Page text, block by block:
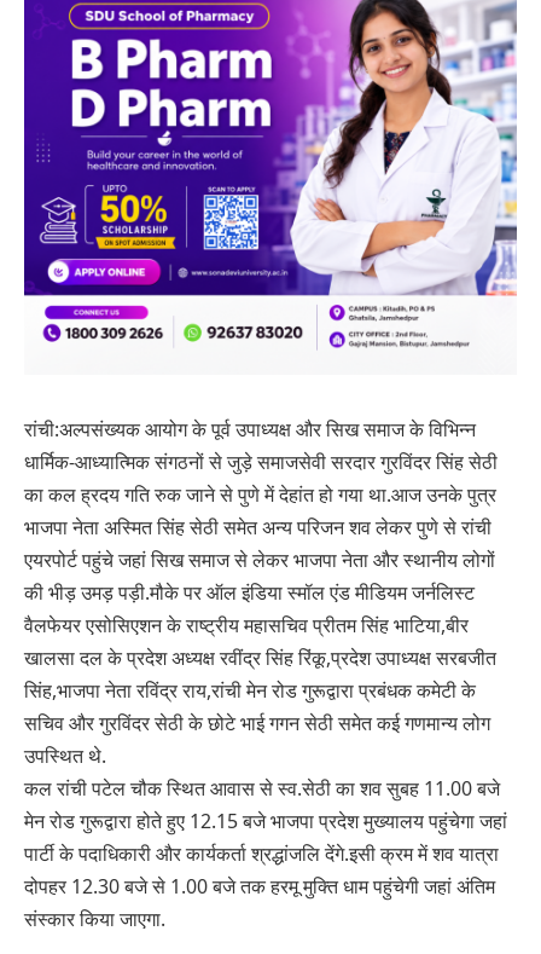
रांची:अल्पसंख्यक आयोग के पूर्व उपाध्यक्ष और सिख समाज के विभिन्न
धार्मिक-आध्यात्मिक संगठनों से जुड़े समाजसेवी सरदार गुरविंदर सिंह सेठी
का कल ह्रदय गति रुक जाने से पुणे में देहांत हो गया था.आज उनके पुत्र
भाजपा नेता अस्मित सिंह सेठी समेत अन्य परिजन शव लेकर पुणे से रांची
एयरपोर्ट पहुंचे जहां सिख समाज से लेकर भाजपा नेता और स्थानीय लोगों
की भीड़ उमड़ पड़ी.मौके पर ऑल इंडिया स्मॉल एंड मीडियम जर्नलिस्ट
वैलफेयर एसोसिएशन के राष्ट्रीय महासचिव प्रीतम सिंह भाटिया,बीर
खालसा दल के प्रदेश अध्यक्ष रवींद्र सिंह रिंकू,प्रदेश उपाध्यक्ष सरबजीत
सिंह,भाजपा नेता रविंद्र राय,रांची मेन रोड गुरूद्वारा प्रबंधक कमेटी के
सचिव और गुरविंदर सेठी के छोटे भाई गगन सेठी समेत कई गणमान्य लोग
उपस्थित थे.
कल रांची पटेल चौक स्थित आवास से स्व.सेठी का शव सुबह 11.00 बजे
मेन रोड गुरूद्वारा होते हुए 12.15 बजे भाजपा प्रदेश मुख्यालय पहुंचेगा जहां
पार्टी के पदाधिकारी और कार्यकर्ता श्रद्धांजलि देंगे.इसी क्रम में शव यात्रा
दोपहर 12.30 बजे से 1.00 बजे तक हरमू मुक्ति धाम पहुंचेगी जहां अंतिम
संस्कार किया जाएगा.